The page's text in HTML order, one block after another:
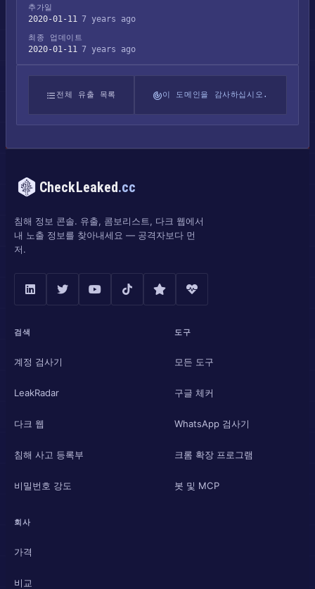
추가일
2020-01-11 7 years ago
최종 업데이트
2020-01-11 7 years ago
전체 유출 목록 이 도메인을 감사하십시오.
CheckLeaked.cc
침해 정보 콘솔. 유출, 콤보리스트, 다크 웹에서
내 노출 정보를 찾아내세요 — 공격자보다 먼
저.
검색
계정 검사기
LeakRadar
다크 웹
침해 사고 등록부
비밀번호 강도
도구
모든 도구
구글 체커
WhatsApp 검사기
크롬 확장 프로그램
봇 및 MCP
회사
가격
비교